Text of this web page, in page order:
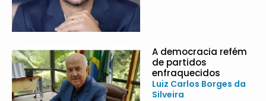
A democracia refém
de partidos
enfraquecidos
Luiz Carlos Borges da
Silveira